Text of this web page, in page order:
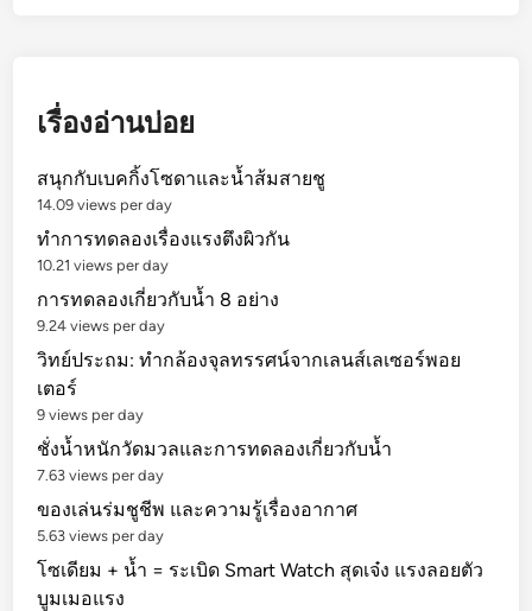
+
ส้
า
ชู
เรื่องอ่านบ่อย
สนุกกับเบคกิ้งโซดาและน้ำส้มสายชู
14.09 views per day
ทำการทดลองเรื่องแรงตึงผิวกัน
10.21 views per day
การทดลองเกี่ยวกับน้ำ 8 อย่าง
9.24 views per day
วิทย์ประถม: ทำกล้องจุลทรรศน์จากเลนส์เลเซอร์พอย
เตอร์
9 views per day
ชั่งน้ำหนักวัดมวลและการทดลองเกี่ยวกับน้ำ
7.63 views per day
ของเล่นร่มชูชีพ และความรู้เรื่องอากาศ
5.63 views per day
โซเดียม + น้ำ = ระเบิด Smart Watch สุดเจ๋ง แรงลอยตัว
บูมเมอแรง